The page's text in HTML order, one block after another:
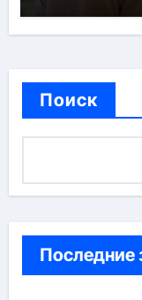
Поиск
Последние